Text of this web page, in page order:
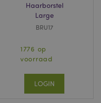
Haarborstel
Large
BRU17
1776 op
voorraad
LOGIN